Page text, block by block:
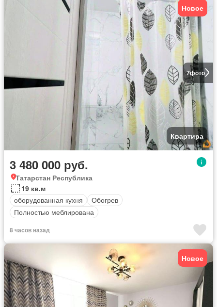
7фото
Новое
Квартира
3 480 000 руб.
Татарстан Республика
19 кв.м
оборудованная кухня
Обогрев
Полностью меблирована
8 часов назад
Новое